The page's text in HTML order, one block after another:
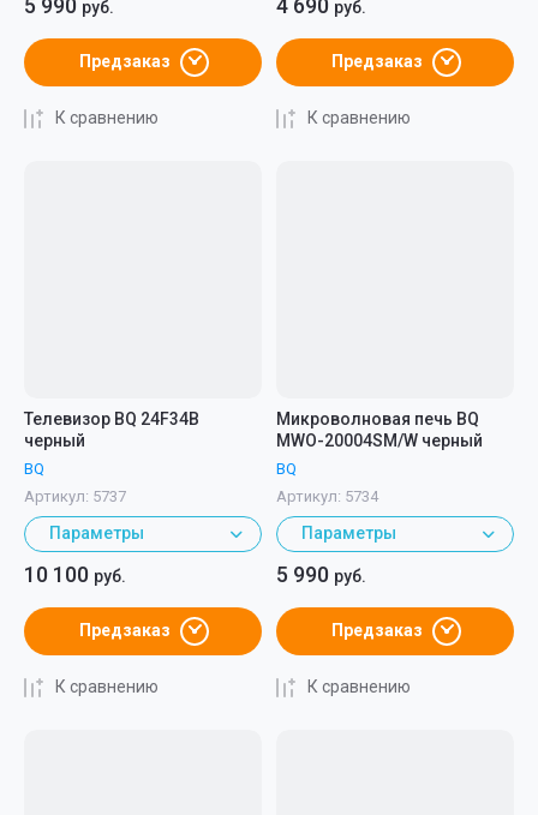
руб.
Предзаказ
К сравнению
руб.
Предзаказ
К сравнению
Телевизор BQ 24F34B
черный
BQ
Артикул: 5737
Параметры
10 100 руб.
Предзаказ
К сравнению
Микроволновая печь BQ
MWO-20004SM/W черный
BQ
Артикул: 5734
Параметры
5 990 руб.
Предзаказ
К сравнению